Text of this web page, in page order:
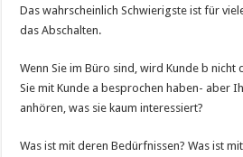
Das wahrscheinlich Schwierigste ist für
das Abschalten.
Wenn Sie im Büro sind, wird Kunde b nicht
Sie mit Kunde a besprochen haben- aber
anhören, was sie kaum interessiert?
Was ist mit deren Bedürfnissen? Was ist